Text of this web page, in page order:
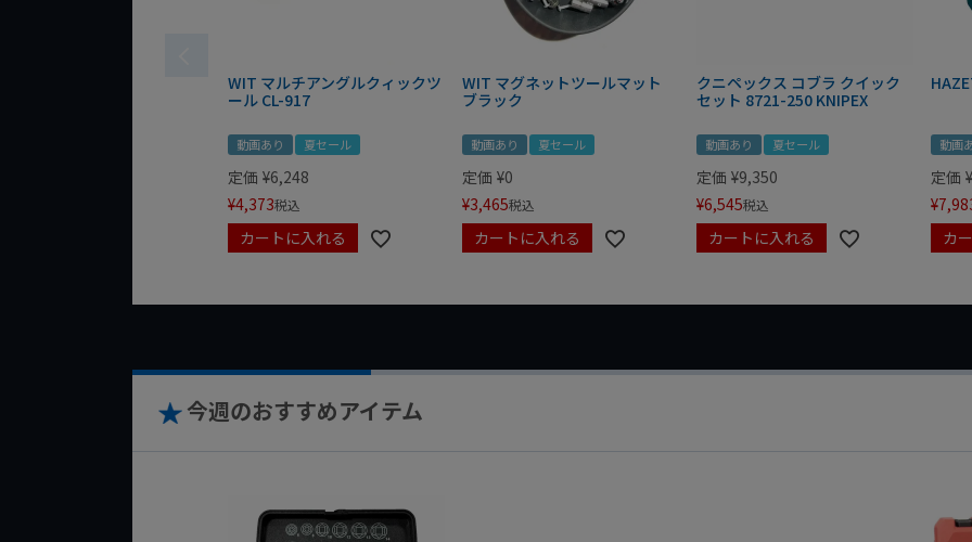
WIT マルチアングルクィックツ
ール CL-917
動画あり 夏セール
定価 ¥6,248
¥4,373税込
カートに入れる
WIT マグネットツールマット
ブラック
動画あり 夏セール
定価 ¥0
¥3,465税込
カートに入れる
クニペックス コブラ クイック
セット 8721-250 KNIPEX
動画あり 夏セール
定価 ¥9,350
¥6,545税込
カートに入れる
動画
定価 ¥
¥
カ
今週のおすすめアイテム